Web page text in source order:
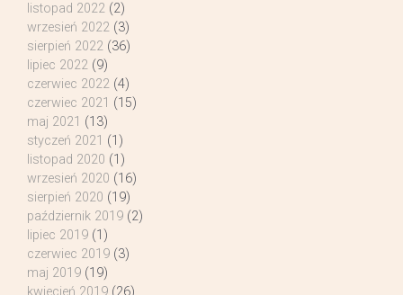
listopad 2022 (2)
wrzesień 2022 (3)
sierpień 2022 (36)
lipiec 2022 (9)
czerwiec 2022 (4)
czerwiec 2021 (15)
maj 2021 (13)
styczeń 2021 (1)
listopad 2020 (1)
wrzesień 2020 (16)
sierpień 2020 (19)
październik 2019 (2)
lipiec 2019 (1)
czerwiec 2019 (3)
maj 2019 (19)
kwiecień 2019 (26)